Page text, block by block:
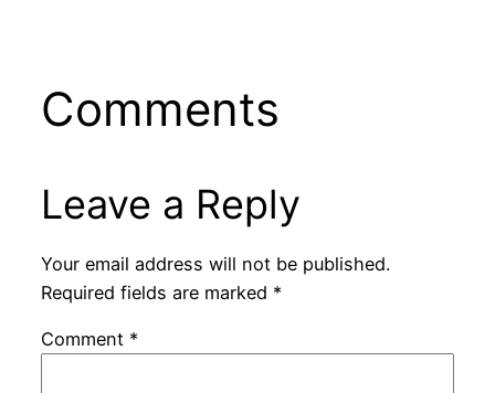
Comments
Leave a Reply
Your email address will not be published.
Required fields are marked *
Comment *